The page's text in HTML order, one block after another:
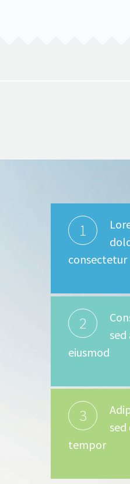
1
consectetur
2
sed
eiusmod
3
sed
tempor